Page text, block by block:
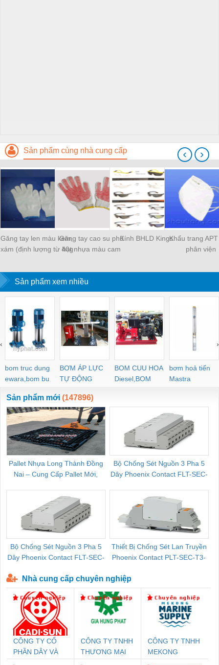
Sản phẩm cùng nhà cung cấp
Găng tay len màu kem,
xám (định lượng từ 40g
Găng tay cao su phủ
hạt nhựa màu cam
Kính BHLD KingsKhẩu trang
phân viện
‹ ›
Sản phẩm xem nhiều
bom truc dung
ewara,bom bu
ewara
BƠM ÁP LỰC
TỰ ĐỘNG
BOM CUU HOA
Diesel,BOM
CHUA CHAY
bơm hoả tiển
Mastra
‹ ›
Sản phẩm mới (147896)
Pallet Nhựa Long Thành Đồng
Nai – Cung Cấp Pallet Mới,
Bộ Chống Sét Nguồn 3 Pha 5
Dây Phoenix Contact FLT-SEC-
Bộ Chống Sét Nguồn 3 Pha 5
Dây Phoenix Contact FLT-SEC-
Thiết Bị Chống Sét Lan Truyền
Phoenix Contact PLT-SEC-T3-
Nhà cung cấp chuyên nghiệp
CÔNG TY CỔ
PHẦN DÂY VÀ
CÔNG TY TNHH
THƯƠNG MẠI
CÔNG TY TNHH
MEKONG